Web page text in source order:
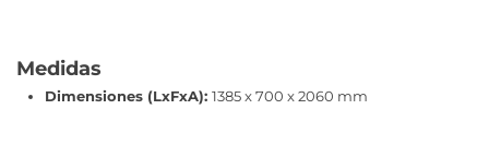
Medidas
Dimensiones (LxFxA): 1385 x 700 x 2060 mm